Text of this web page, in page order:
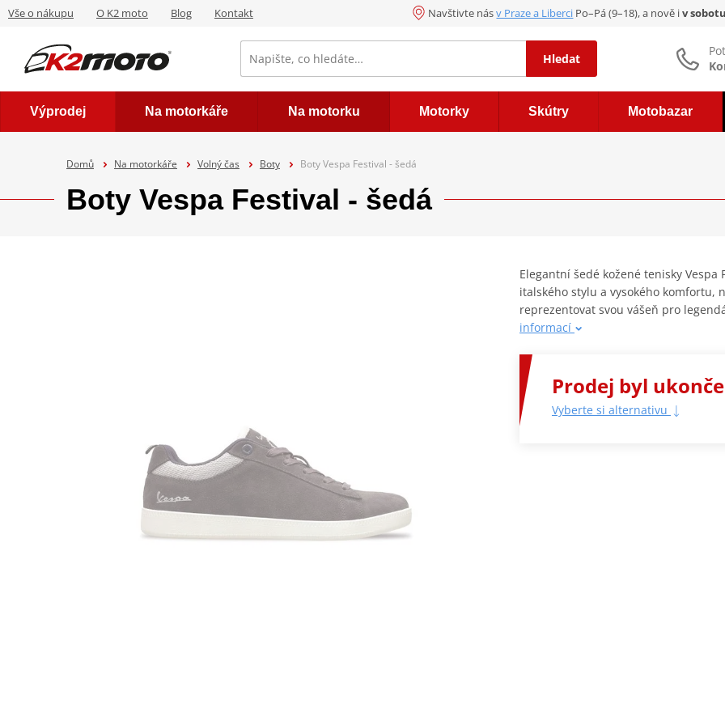
Vše o nákupu O K2 moto Blog Kontakt Navštivte násv Praze a Liberci Po–Pá (9–18), a nově iv
Hledat
Výprodej Na motorkáře Na motorku Motorky Skútry Motobazar
Domů Na motorkáře Volný čas Boty Boty Vespa Festival - šedá
Boty Vespa Festival - šedá
Elegantní šedé kožené tenisky
italského stylu a vysokého komfortu,
reprezentovat svou vášeň pro
informací
Prodej byl
Vyberte si alternativu